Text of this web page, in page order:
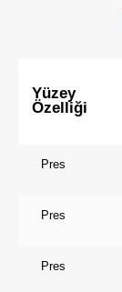
Yüzey
Özelliği
Pres
Pres
Pres